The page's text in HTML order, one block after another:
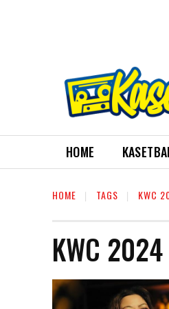
HOME
HOME TAGS KWC
KWC 2024